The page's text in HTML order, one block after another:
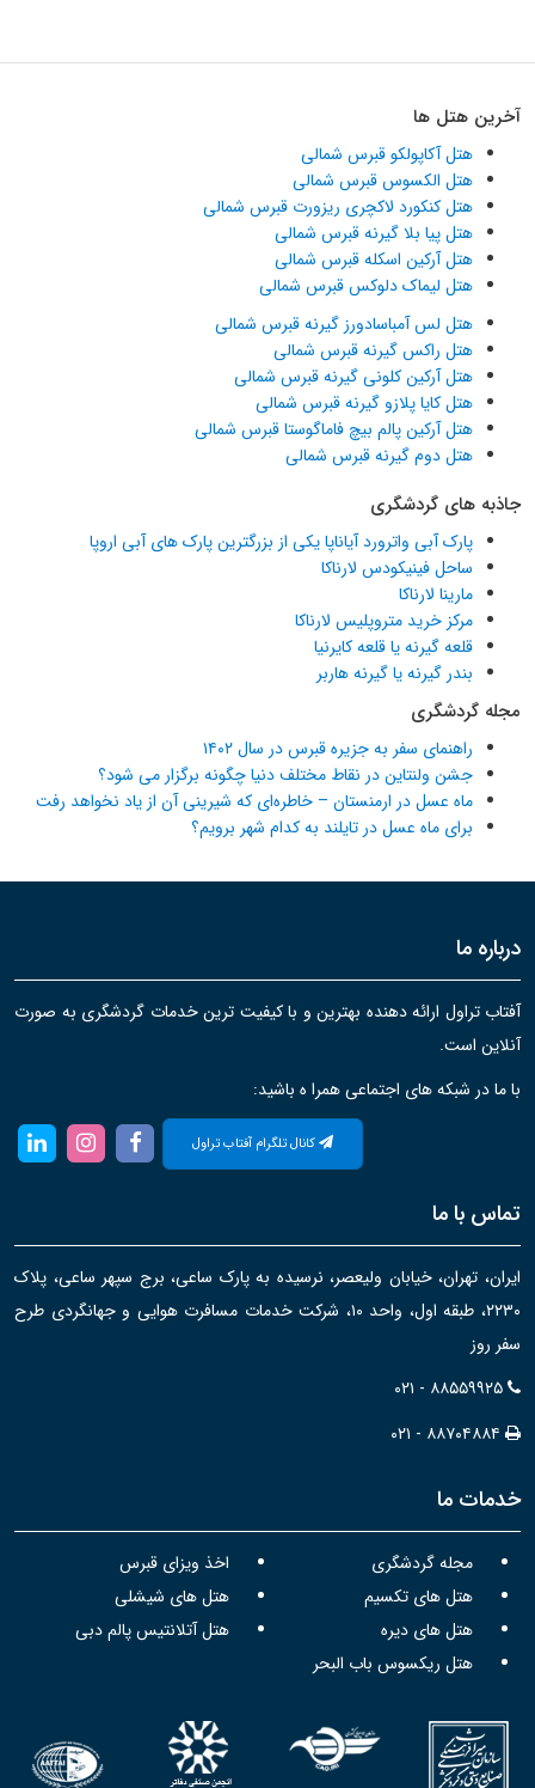
آخرین هتل ها
هتل آکاپولکو قبرس شمالی
هتل الکسوس قبرس شمالی
هتل کنکورد لاکچری ریزورت قبرس شمالی
هتل پیا بلا گیرنه قبرس شمالی
هتل آرکین اسکله قبرس شمالی
هتل لیماک دلوکس قبرس شمالی
هتل لس آمباسادورز گیرنه قبرس شمالی
هتل راکس گیرنه قبرس شمالی
هتل آرکین کلونی گیرنه قبرس شمالی
هتل کایا پلازو گیرنه قبرس شمالی
هتل آرکین پالم بیچ فاماگوستا قبرس شمالی
هتل دوم گیرنه قبرس شمالی
جاذبه های گردشگری
پارک آبی واترورد آیاناپا یکی از بزرگترین پارک های آبی اروپا
ساحل فینیکودس لارناکا
مارینا لارناکا
مرکز خرید متروپلیس لارناکا
قلعه گیرنه یا قلعه کایرنیا
بندر گیرنه یا گیرنه هاربر
مجله گردشگری
راهنمای سفر به جزیره قبرس در سال ۱۴۰۲
جشن ولنتاین در نقاط مختلف دنیا چگونه برگزار می شود؟
ماه عسل در ارمنستان – خاطره‌ای که شیرینی آن از یاد نخواهد رفت
برای ماه عسل در تایلند به کدام شهر برویم؟
درباره ما
آفتاب تراول ارائه دهنده بهترین و با کیفیت ترین خدمات گردشگری به صورت
آنلاین است.
با ما در شبکه های اجتماعی همرا ه باشید:
کانال تلگرام آفتاب تراول
تماس با ما
ایران، تهران، خیابان ولیعصر، نرسیده به پارک ساعی، برج سپهر ساعی، پلاک
۲۲۳۰، طبقه اول، واحد ۱۰، شرکت خدمات مسافرت هوایی و جهانگردی طرح
سفر روز
۰۲۱ - ۸۸۵۵۹۹۲۵
۰۲۱ - ۸۸۷۰۴۸۸۴
خدمات ما
مجله گردشگری
اخذ ویزای قبرس
هتل های تکسیم
هتل های شیشلی
هتل های دیره
هتل آتلانتیس پالم دبی
هتل ریکسوس باب البحر